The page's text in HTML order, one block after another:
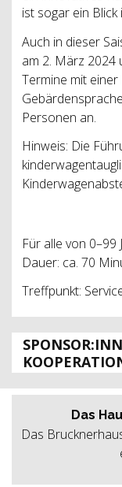
ist sogar ein Blick
Auch in dieser
am 2. März 2024
Termine mit
Personen an.
Hinweis: Die
Für alle von 0–99
Dauer: ca. 70
Treffpunkt:
Das
Das